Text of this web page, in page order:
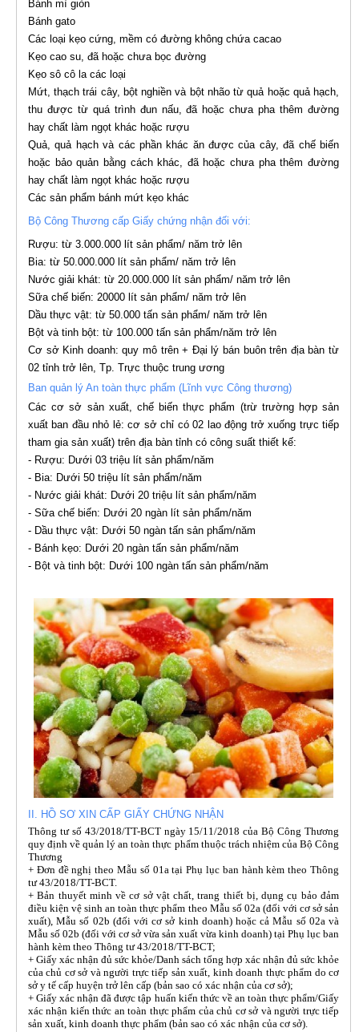
Bánh mì giòn
Bánh gato
Các loại kẹo cứng, mềm có đường không chứa cacao
Kẹo cao su, đã hoặc chưa bọc đường
Kẹo sô cô la các loại
Mứt, thạch trái cây, bột nghiền và bột nhão từ quả hoặc quả hạch,
thu được từ quá trình đun nấu, đã hoặc chưa pha thêm đường
hay chất làm ngọt khác hoặc rượu
Quả, quả hạch và các phần khác ăn được của cây, đã chế biến
hoặc bảo quản bằng cách khác, đã hoặc chưa pha thêm đường
hay chất làm ngọt khác hoặc rượu
Các sản phẩm bánh mứt kẹo khác
Bộ Công Thương cấp Giấy chứng nhận đối với:
Rượu: từ 3.000.000 lít sản phẩm/ năm trở lên
Bia: từ 50.000.000 lít sản phẩm/ năm trở lên
Nước giải khát: từ 20.000.000 lít sản phẩm/ năm trở lên
Sữa chế biến: 20000 lít sản phẩm/ năm trở lên
Dầu thực vật: từ 50.000 tấn sản phẩm/ năm trở lên
Bột và tinh bột: từ 100.000 tấn sản phẩm/năm trở lên
Cơ sở Kinh doanh: quy mô trên + Đại lý bán buôn trên địa bàn từ
02 tỉnh trở lên, Tp. Trực thuộc trung ương
Ban quản lý An toàn thực phẩm (Lĩnh vực Công thương)
Các cơ sở sản xuất, chế biến thực phẩm (trừ trường hợp sản
xuất ban đầu nhỏ lẻ: cơ sở chỉ có 02 lao động trở xuống trực tiếp
tham gia sản xuất) trên địa bàn tỉnh có công suất thiết kế:
- Rượu: Dưới 03 triệu lít sản phẩm/năm
- Bia: Dưới 50 triệu lít sản phẩm/năm
- Nước giải khát: Dưới 20 triệu lít sản phẩm/năm
- Sữa chế biến: Dưới 20 ngàn lít sản phẩm/năm
- Dầu thực vật: Dưới 50 ngàn tấn sản phẩm/năm
- Bánh kẹo: Dưới 20 ngàn tấn sản phẩm/năm
- Bột và tinh bột: Dưới 100 ngàn tấn sản phẩm/năm
II. HỒ SƠ XIN CẤP GIẤY CHỨNG NHẬN
Thông tư số 43/2018/TT-BCT ngày 15/11/2018 của Bộ Công Thương
quy định về quản lý an toàn thực phẩm thuộc trách nhiệm của Bộ Công
Thương
+ Đơn đề nghị theo Mẫu số 01a tại Phụ lục ban hành kèm theo Thông
tư 43/2018/TT-BCT.
+ Bản thuyết minh về cơ sở vật chất, trang thiết bị, dụng cụ bảo đảm
điều kiện vệ sinh an toàn thực phẩm theo Mẫu số 02a (đối với cơ sở sản
xuất), Mẫu số 02b (đối với cơ sở kinh doanh) hoặc cả Mẫu số 02a và
Mẫu số 02b (đối với cơ sở vừa sản xuất vừa kinh doanh) tại Phụ lục ban
hành kèm theo Thông tư 43/2018/TT-BCT;
+ Giấy xác nhận đủ sức khỏe/Danh sách tổng hợp xác nhận đủ sức khỏe
của chủ cơ sở và người trực tiếp sản xuất, kinh doanh thực phẩm do cơ
sở y tế cấp huyện trở lên cấp (bản sao có xác nhận của cơ sở);
+ Giấy xác nhận đã được tập huấn kiến thức về an toàn thực phẩm/Giấy
xác nhận kiến thức an toàn thực phẩm của chủ cơ sở và người trực tiếp
sản xuất, kinh doanh thực phẩm (bản sao có xác nhận của cơ sở).